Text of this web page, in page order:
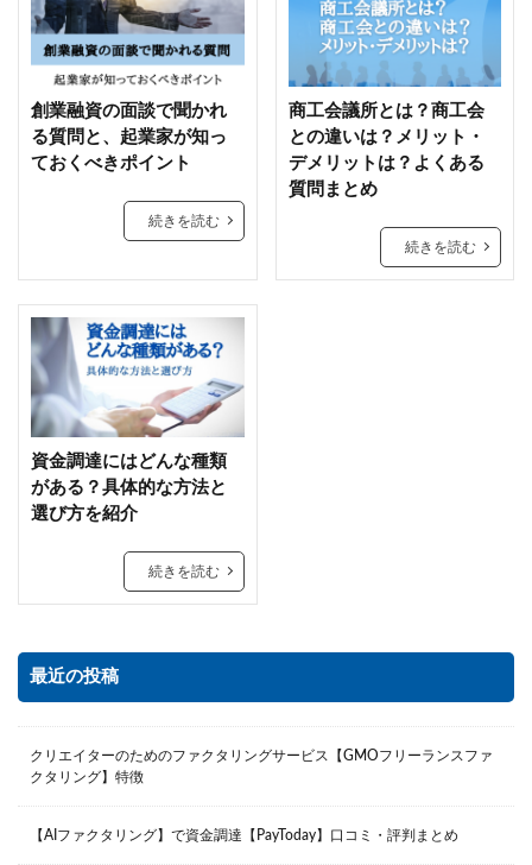
創業融資の面談で聞かれ
る質問と、起業家が知っ
ておくべきポイント
続きを読む
商工会議所とは？商工会
との違いは？メリット・
デメリットは？よくある
質問まとめ
続きを読む
資金調達にはどんな種類
がある？具体的な方法と
選び方を紹介
続きを読む
最近の投稿
クリエイターのためのファクタリングサービス【GMOフリーランスファ
クタリング】特徴
【AIファクタリング】で資金調達【PayToday】口コミ・評判まとめ